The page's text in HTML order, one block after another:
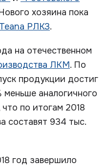
хозяина пока
РЛКЗ.
на отечественном
ЛКМ. По
продукции достиг
меньше аналогичного
по итогам 2018
составят 934 тыс.
год завершило